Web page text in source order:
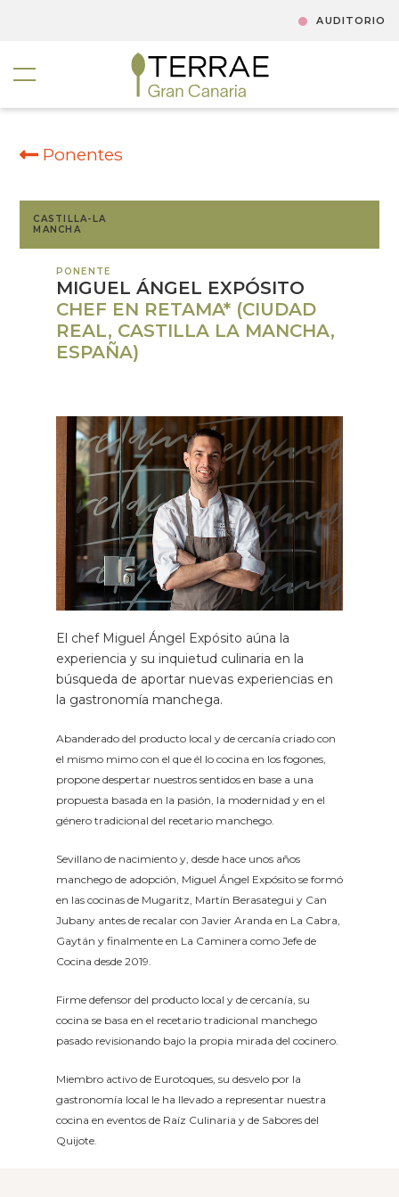
AUDITORIO
Ponentes
CASTILLA-LA
MANCHA
PONENTE
MIGUEL ÁNGEL EXPÓSITO
CHEF EN RETAMA* (CIUDAD
REAL, CASTILLA LA MANCHA,
ESPAÑA)
El chef Miguel Ángel Expósito aúna la
experiencia y su inquietud culinaria en la
búsqueda de aportar nuevas experiencias en
la gastronomía manchega.
Abanderado del producto local y de cercanía criado con
el mismo mimo con el que él lo cocina en los fogones,
propone despertar nuestros sentidos en base a una
propuesta basada en la pasión, la modernidad y en el
género tradicional del recetario manchego.
Sevillano de nacimiento y, desde hace unos años
manchego de adopción, Miguel Ángel Expósito se formó
en las cocinas de Mugaritz, Martín Berasategui y Can
Jubany antes de recalar con Javier Aranda en La Cabra,
Gaytán y finalmente en La Caminera como Jefe de
Cocina desde 2019.
Firme defensor del producto local y de cercanía, su
cocina se basa en el recetario tradicional manchego
pasado revisionando bajo la propia mirada del cocinero.
Miembro activo de Eurotoques, su desvelo por la
gastronomía local le ha llevado a representar nuestra
cocina en eventos de Raíz Culinaria y de Sabores del
Quijote.